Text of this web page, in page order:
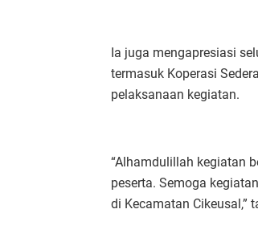
Ia juga mengapresiasi
termasuk Koperasi
pelaksanaan kegiatan.
“Alhamdulillah kegiatan
peserta. Semoga
di Kecamatan Cikeusal,”